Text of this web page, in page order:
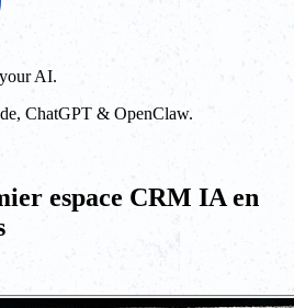
AI.
ChatGPT & OpenClaw.
espace CRM IA en